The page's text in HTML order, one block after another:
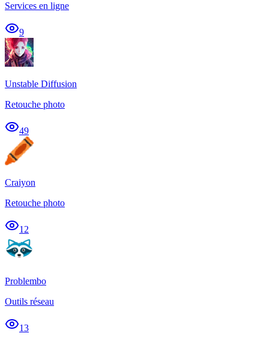
Services en ligne
9
Unstable Diffusion
Retouche photo
49
Craiyon
Retouche photo
12
Problembo
Outils réseau
13